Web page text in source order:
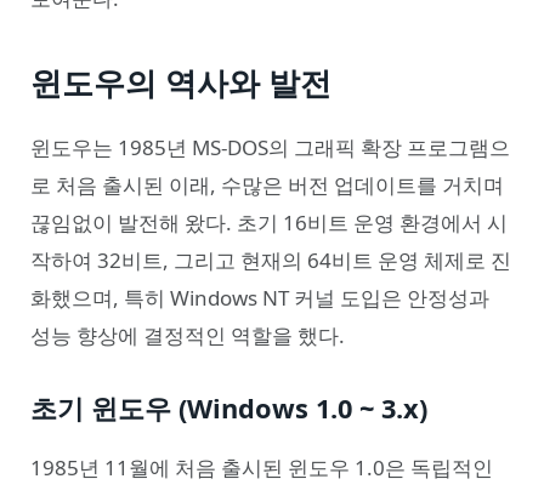
윈도우의 역사와 발전
윈도우는 1985년 MS-DOS의 그래픽 확장 프로그램으
로 처음 출시된 이래, 수많은 버전 업데이트를 거치며
끊임없이 발전해 왔다. 초기 16비트 운영 환경에서 시
작하여 32비트, 그리고 현재의 64비트 운영 체제로 진
화했으며, 특히 Windows NT 커널 도입은 안정성과
성능 향상에 결정적인 역할을 했다.
초기 윈도우 (Windows 1.0 ~ 3.x)
1985년 11월에 처음 출시된 윈도우 1.0은 독립적인